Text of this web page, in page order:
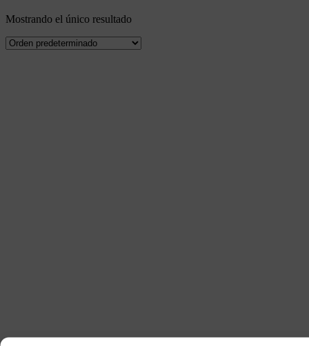
Mostrando el único resultado